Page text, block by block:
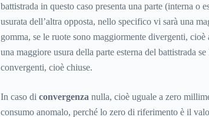
battistrada in questo caso presenta una parte (interna o
usurata dell’altra opposta, nello specifico vi sarà una
gomma, se le ruote sono maggiormente divergenti, cioè
una maggiore usura della parte esterna del battistrada
convergenti, cioè chiuse.
In caso di convergenza nulla, cioè uguale a zero
consumo anomalo, perché lo zero di riferimento è il